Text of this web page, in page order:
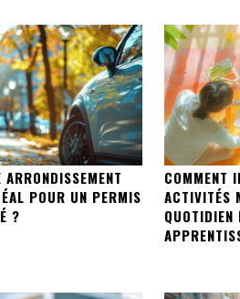
ARRONDISSEMENT
POUR UN PERMIS
?
COMMENT
ACTIVITÉS
QUOTIDIEN